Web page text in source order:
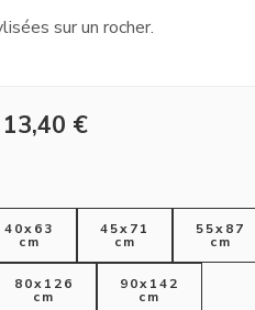
sur un rocher.
13,40 €
40x63
cm
45x71
cm
55x87
cm
80x126
cm
90x142
cm